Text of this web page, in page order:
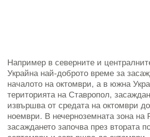
Например в северните и
Украйна най-доброто време за
началото на октомври, а в южна
територията на Ставропол,
извършва от средата на октомври
ноември. В нечерноземната зона на
засаждането започва през втората